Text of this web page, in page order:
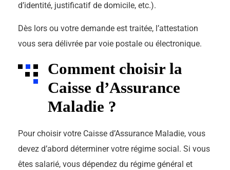
d’identité, justificatif de domicile, etc.).
Dès lors ou votre demande est traitée, l’attestation
vous sera délivrée par voie postale ou électronique.
Comment choisir la
Caisse d’Assurance
Maladie ?
Pour choisir votre Caisse d’Assurance Maladie, vous
devez d’abord déterminer votre régime social. Si vous
êtes salarié, vous dépendez du régime général et